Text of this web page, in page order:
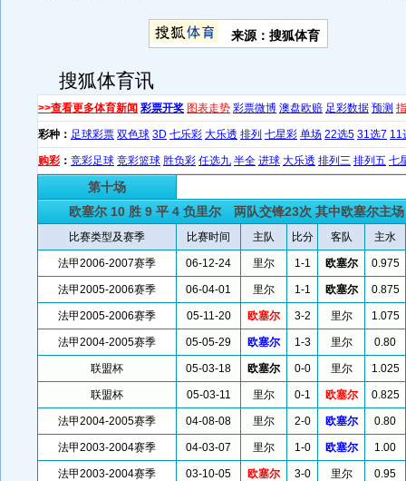
来源：搜狐体育
搜狐体育讯
>>查看更多体育新闻 彩票开奖 图表走势 彩票微博 澳盘欧赔 足彩数据 预测
彩种： 足球彩票 双色球 3D 七乐彩 大乐透 排列 七星彩 单场 22选5 31选7 11
购彩 ： 竞彩足球 竞彩篮球 胜负彩 任选九 半全 进球 大乐透 排列三 排列五 七
第十场
欧塞尔 10 胜 9 平 4 负里尔 两队交锋23次 其中欧塞尔主
比赛类型及赛季 比赛时间 主队 比分 客队 主水
法甲2006-2007赛季 06-12-24 里尔 1-1 欧塞尔 0.975
法甲2005-2006赛季 06-04-01 里尔 1-1 欧塞尔 0.875
法甲2005-2006赛季 05-11-20 欧塞尔 3-2 里尔 1.075
法甲2004-2005赛季 05-05-29 欧塞尔 1-3 里尔 0.80
联盟杯 05-03-18 欧塞尔 0-0 里尔 1.025
联盟杯 05-03-11 里尔 0-1 欧塞尔 0.825
法甲2004-2005赛季 04-08-08 里尔 2-0 欧塞尔 0.80
法甲2003-2004赛季 04-03-07 里尔 1-0 欧塞尔 1.00
法甲2003-2004赛季 03-10-05 欧塞尔 3-0 里尔 0.95